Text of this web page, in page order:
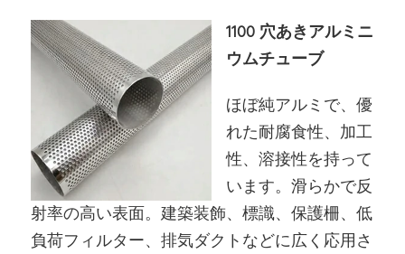
1100 穴あきアルミニ
ウムチューブ
ほぼ純アルミで、優
れた耐腐食性、加工
性、溶接性を持って
います。滑らかで反
射率の高い表面。建築装飾、標識、保護柵、低
負荷フィルター、排気ダクトなどに広く応用さ